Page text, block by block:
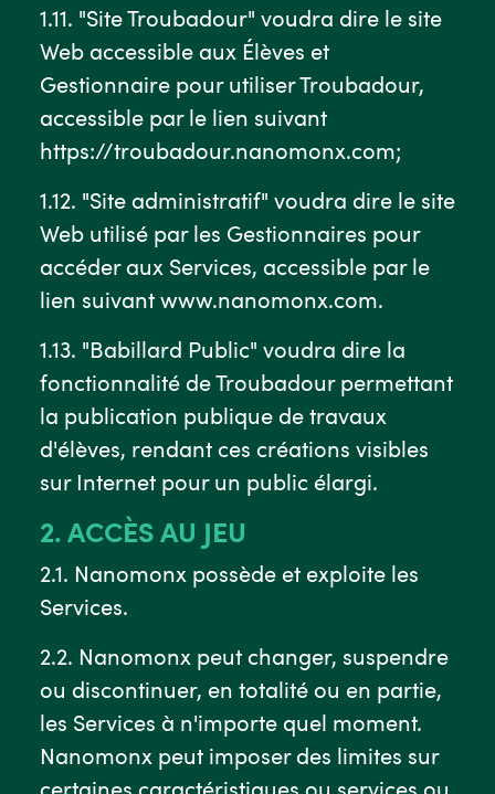
1.11. "Site Troubadour" voudra dire le site
Web accessible aux Élèves et
Gestionnaire pour utiliser Troubadour,
accessible par le lien suivant
https://troubadour.nanomonx.com;
1.12. "Site administratif" voudra dire le site
Web utilisé par les Gestionnaires pour
accéder aux Services, accessible par le
lien suivant www.nanomonx.com.
1.13. "Babillard Public" voudra dire la
fonctionnalité de Troubadour permettant
la publication publique de travaux
d'élèves, rendant ces créations visibles
sur Internet pour un public élargi.
2. ACCÈS AU JEU
2.1. Nanomonx possède et exploite les
Services.
2.2. Nanomonx peut changer, suspendre
ou discontinuer, en totalité ou en partie,
les Services à n'importe quel moment.
Nanomonx peut imposer des limites sur